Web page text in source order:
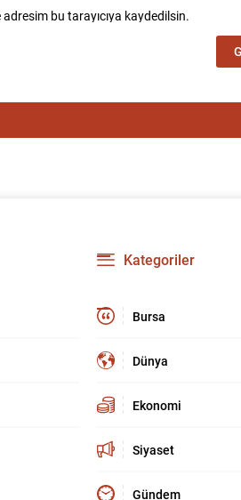
bu tarayıcıya kaydedilsin.
Kategoriler
Bursa
Dünya
Ekonomi
Siyaset
Gündem